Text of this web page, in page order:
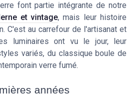
font partie intégrante de notre
et vintage, mais leur histoire
C'est au carrefour de l'artisanat et
luminaires ont vu le jour, leur
variés, du classique boule de
verre fumé.
années